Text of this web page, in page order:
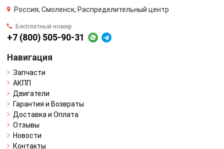
Россия, Смоленск, Распределительный центр
Бесплатный номер
+7 (800) 505-90-31
Навигация
Запчасти
АКПП
Двигатели
Гарантия и Возвраты
Доставка и Оплата
Отзывы
Новости
Контакты